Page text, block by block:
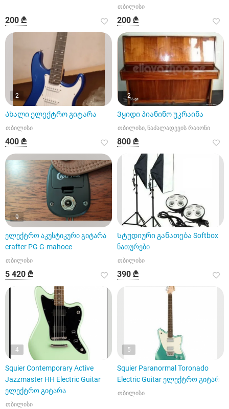
200 ₾
თბილისი
200 ₾
2
Ახალი ელექტრო გიტარა
თბილისი
400 ₾
2
Ვყიდი პიანინო უკრაინა
თბილისი, ნაძალადევის რაიონი
800 ₾
9
ელექტრო აკუსტიკური გიტარა
crafter PG G-mahoce
თბილისი
5 420 ₾
Სტუდიური განათება Softbox
ნათურები
თბილისი
390 ₾
4
Squier Contemporary Active
Jazzmaster HH Electric Guitar
ელექტრო გიტარა
თბილისი
5
Squier Paranormal Toronado
Electric Guitar ელექტრო გიტარა
თბილისი